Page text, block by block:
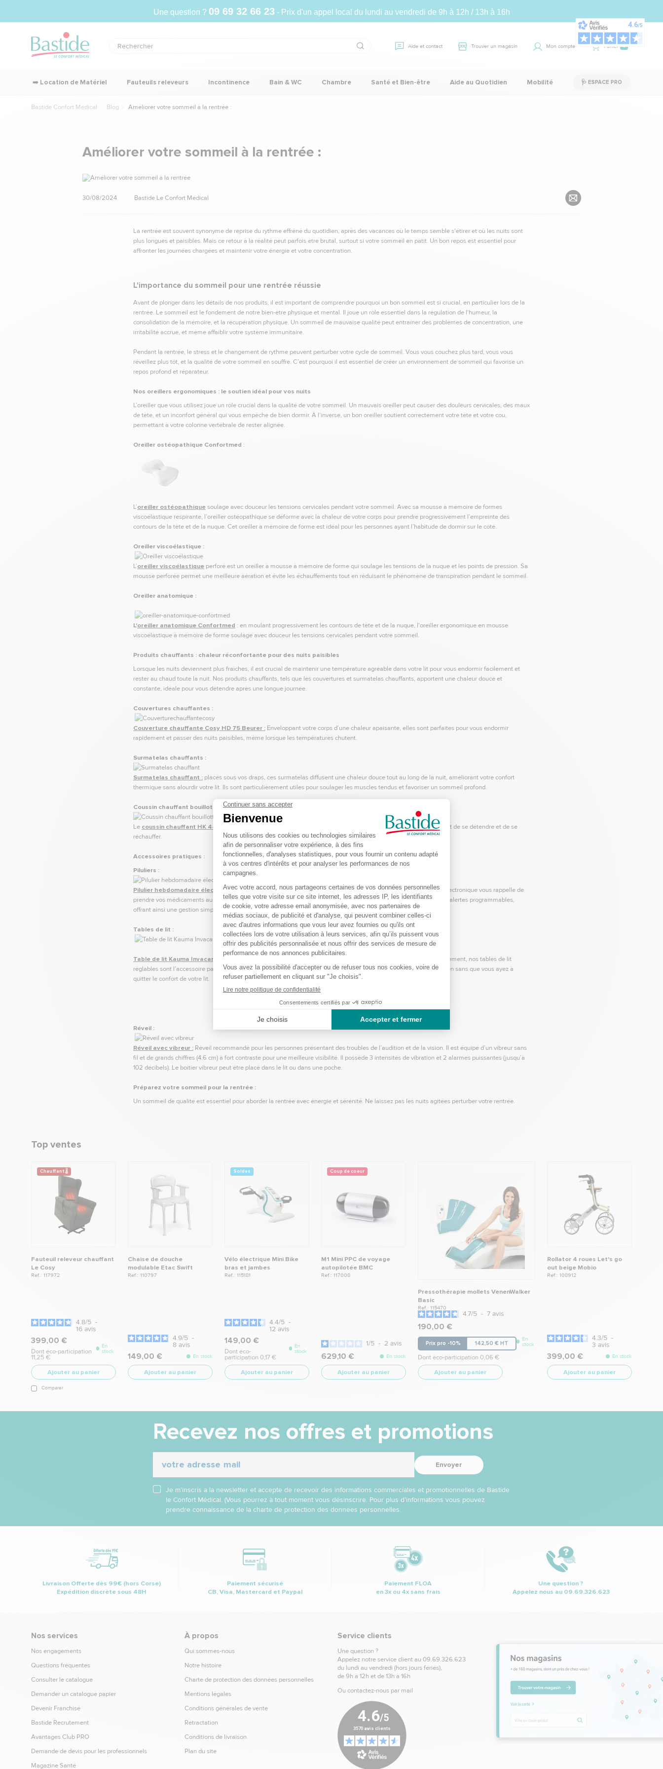
Une question ? 09 69 32 66 23- Prix d'un appel local du lundi au vendredi de 9h à 12h / 13h à 16h
Aide et contact Trouver un magasin Mon compte Panier 0
➡️ Location de Matériel Fauteuils releveurs Incontinence Bain & WC Chambre Santé et Bien-être Aide au Quotidien Mobilité 🩺 ESPACE PRO
Bastide Confort Médical Blog Améliorer votre sommeil à la rentrée :
Améliorer votre sommeil à la rentrée :
30/08/2024 Bastide Le Confort Médical
La rentrée est souvent synonyme de reprise du rythme effréné du quotidien, après des vacances où le temps semble s'étirer et où les nuits sont
plus longues et paisibles. Mais ce retour à la réalité peut parfois être brutal, surtout si votre sommeil en pâtit. Un bon repos est essentiel pour
affronter les journées chargées et maintenir votre énergie et votre concentration.
L'importance du sommeil pour une rentrée réussie
Avant de plonger dans les détails de nos produits, il est important de comprendre pourquoi un bon sommeil est si crucial, en particulier lors de la
rentrée. Le sommeil est le fondement de notre bien-être physique et mental. Il joue un rôle essentiel dans la régulation de l'humeur, la
consolidation de la mémoire, et la récupération physique. Un sommeil de mauvaise qualité peut entraîner des problèmes de concentration, une
irritabilité accrue, et même affaiblir votre système immunitaire.
Pendant la rentrée, le stress et le changement de rythme peuvent perturber votre cycle de sommeil. Vous vous couchez plus tard, vous vous
réveillez plus tôt, et la qualité de votre sommeil en souffre. C’est pourquoi il est essentiel de créer un environnement de sommeil qui favorise un
repos profond et réparateur.
Nos oreillers ergonomiques : le soutien idéal pour vos nuits
L’oreiller que vous utilisez joue un rôle crucial dans la qualité de votre sommeil. Un mauvais oreiller peut causer des douleurs cervicales, des maux
de tête, et un inconfort général qui vous empêche de bien dormir. À l’inverse, un bon oreiller soutient correctement votre tête et votre cou,
permettant à votre colonne vertébrale de rester alignée.
Oreiller ostéopathique Confortmed :
L’oreiller ostéopathiquesoulage avec douceur les tensions cervicales pendant votre sommeil. Avec sa mousse à mémoire de formes
viscoélastique respirante, l’oreiller ostéopathique se déforme avec la chaleur de votre corps pour prendre progressivement l’empreinte des
contours de la tête et de la nuque. Cet oreiller à mémoire de forme est idéal pour les personnes ayant l’habitude de dormir sur le côté.
Oreiller viscoélastique :
L’oreiller viscoélastique perforé est un oreiller à mousse à mémoire de forme qui soulage les tensions de la nuque et les points de pression. Sa
mousse perforée permet une meilleure aération et évite les échauffements tout en réduisant le phénomène de transpiration pendant le sommeil.
Oreiller anatomique :
L'oreiller anatomique Confortmed : en moulant progressivement les contours de tête et de la nuque, l'oreiller ergonomique en mousse
viscoélastique à mémoire de forme soulage avec douceur les tensions cervicales pendant votre sommeil.
Produits chauffants : chaleur réconfortante pour des nuits paisibles
Lorsque les nuits deviennent plus fraîches, il est crucial de maintenir une température agréable dans votre lit pour vous endormir facilement et
rester au chaud toute la nuit. Nos produits chauffants, tels que les couvertures et surmatelas chauffants, apportent une chaleur douce et
constante, idéale pour vous détendre après une longue journée.
Couvertures chauffantes :
Couverture chauffante Cosy HD 75 Beurer : Enveloppant votre corps d’une chaleur apaisante, elles sont parfaites pour vous endormir
rapidement et passer des nuits paisibles, même lorsque les températures chutent.
Surmatelas chauffants :
Surmatelas chauffant : placés sous vos draps, ces surmatelas diffusent une chaleur douce tout au long de la nuit, améliorant votre confort
thermique sans alourdir votre lit. Ils sont particulièrement utiles pour soulager les muscles tendus et favoriser un sommeil profond.
Coussin chauffant bouillotte Beurer :
Le coussin chauffant HK 44
a une forme de bouillotte et le confort d’un coussin. Doux, le coussin chauffant permet de se détendre et de se
réchauffer.
Accessoires pratiques :
Piluliers :
Pilulier hebdomadaire électronique portable :Conçu pour vous aider à ne jamais oublier une dose, ce pilulier électronique vous rappelle de
prendre vos médicaments au bon moment. Il est divisé en compartiments pour chaque jour de la semaine, avec des alertes programmables,
offrant ainsi une gestion simplifiée et sécurisée de vos médicaments.
Tables de lit :
Table de lit Kauma Invacare :
que ce soit pour prendre un petit-déjeuner au lit, lire un livre, ou travailler confortablement, nos tables de lit
réglables sont l’accessoire parfait. Elles vous offrent une surface stable et ergonomique, facilitant ainsi votre quotidien sans que vous ayez à
quitter le confort de votre lit.
Réveil :
Réveil avec vibreur : Réveil recommandé pour les personnes présentant des troubles de l’audition et de la vision. Il est équipé d’un vibreur sans
fil et de grands chiffres (4.6 cm) à fort contraste pour une meilleure visibilité. Il possède 3 intensités de vibration et 2 alarmes puissantes (jusqu’à
102 décibels). Le boitier vibreur peut être placé dans le lit ou dans une poche.
Préparez votre sommeil pour la rentrée :
Un sommeil de qualité est essentiel pour aborder la rentrée avec énergie et sérénité. Ne laissez pas les nuits agitées perturber votre rentrée.
Top ventes
Chauffant 🌡
Fauteuil releveur chauffant
Le Cosy
Ref.: 117972
4.8/5 -
16 avis
En
stock
399,00 €
Dont éco-participation
11,25 €
Ajouter au panier
Comparer
Chaise de douche
modulable Etac Swift
Ref.: 110797
4.9/5 -
8 avis
En stock
149,00 €
Ajouter au panier
Soldes
Vélo électrique Mini Bike
bras et jambes
Ref.: 115181
4.4/5 -
12 avis
En
stock
149,00 €
Dont éco-
participation 0,17 €
Ajouter au panier
Coup de coeur
M1 Mini PPC de voyage
autopilotée BMC
Ref.: 117008
1/5 - 2 avis
En stock
629,10 €
Ajouter au panier
Pressothérapie mollets VenenWalker
Basic
Ref.: 115470
4.7/5 - 7 avis
En
stock
190,00 €
Prix pro -10% 142,50 € HT
Dont éco-participation 0,06 €
Ajouter au panier
Rollator 4 roues Let's go
out beige Mobio
Ref.: 108912
4.3/5 -
3 avis
En stock
399,00 €
Ajouter au panier
Recevez nos offres et promotions
Envoyer
Je m’inscris à la newsletter et accepte de recevoir des informations commerciales et promotionnelles de Bastide
le Confort Médical. (Vous pourrez à tout moment vous désinscrire. Pour plus d’informations vous pouvez
prendre connaissance de la charte de protection des données personnelles.
Livraison Offerte dès 99€ (hors Corse)
Expédition discrète sous 48H
Paiement sécurisé
CB, Visa, Mastercard et Paypal
Paiement FLOA
en 3x ou 4x sans frais
Une question ?
Appelez nous au 09.69.326.623
Nos services
Nos engagements
Questions fréquentes
Consulter le catalogue
Demander un catalogue papier
Devenir Franchisé
Bastide Recrutement
Avantages Club PRO
Demande de devis pour les professionnels
Magazine Santé
À propos
Qui sommes-nous
Notre histoire
Charte de protection des données personnelles
Mentions légales
Conditions générales de vente
Rétractation
Conditions de livraison
Plan du site
Service clients
Une question ?
Appelez notre service client au 09.69.326.623
du lundi au vendredi (hors jours fériés),
de 9h à 12h et de 13h à 16h
Ou contactez-nous par mail